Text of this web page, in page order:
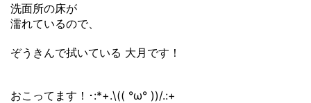
洗面所の床が
濡れているので、
ぞうきんで拭いている 大月です！
おこってます！･:*+.\(( °ω° ))/.:+